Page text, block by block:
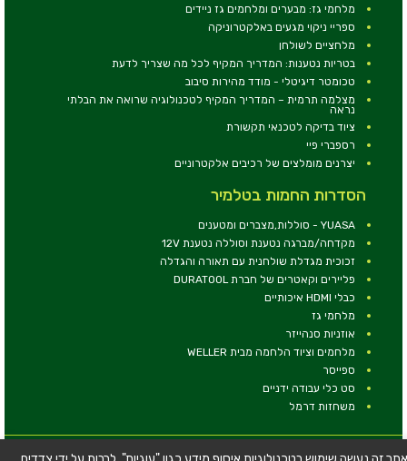
מלחמי גז: מבערים ומלחמים גז ניידים
ספריי ניקוי מגעים באלקטרוניקה
מלחציים לשולחן
בטריות נטענות: המדריך המקיף לכל מה שצריך לדעת
טכומטר דיגיטלי - מודד מהירות סיבוב
מצלמה תרמית – המדריך המקיף לטכנולוגיה שרואה את הבלתי
נראה
ציוד בדיקה לטכנאי תקשורת
רספברי פיי
יצרנים מומלצים של רכיבים אלקטרוניים
הסדרות החמות בטלמיר
YUASA - סוללות,מצברים ומטענים
מקדחה/מברגה נטענת וסוללה נטענת 12V
זכוכית מגדלת שולחנית עם תאורה והגדלה
פליירים וקאטרים של חברת DURATOOL
כבלי HDMI איכותיים
מלחמי גז
אוזניות סנהייזר
מלחמים וציוד הלחמה מבית WELLER
ספייסר
סט כלי עבודה ידניים
משחזות דרמל
© כל הזכויות שמורות - טלמיר אלקטרוניקה בע''מ